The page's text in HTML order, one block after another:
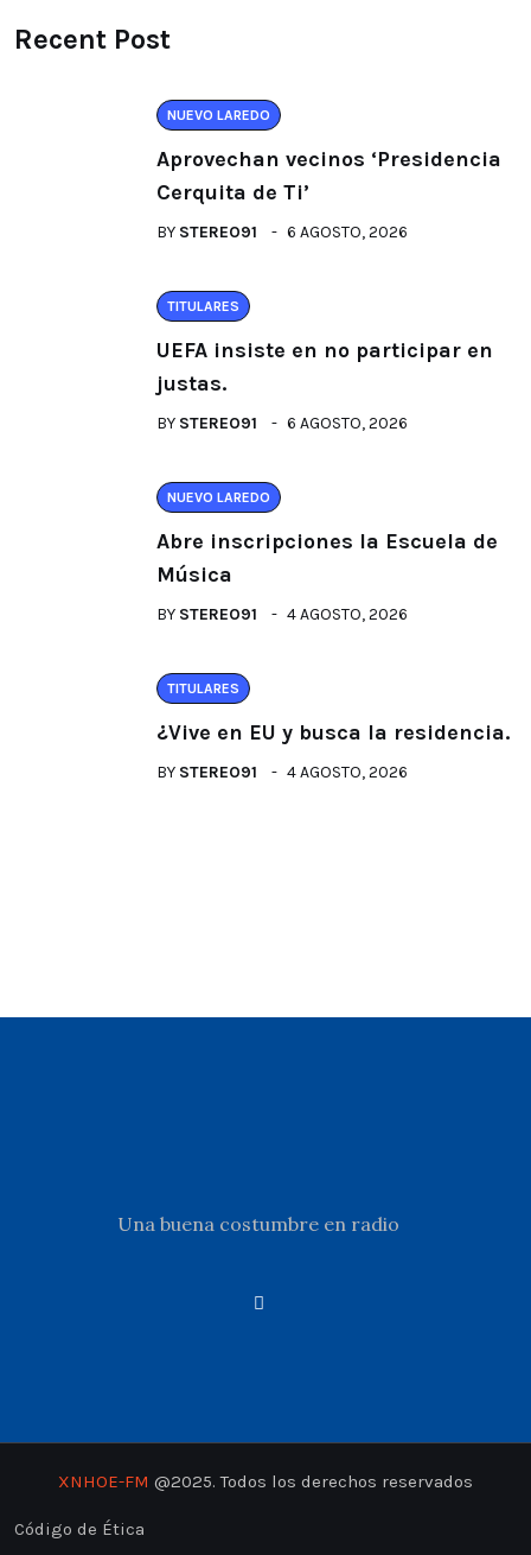
Recent Post
NUEVO LAREDO
Aprovechan vecinos ‘Presidencia
Cerquita de Ti’
BY STEREO91 6 AGOSTO, 2026
TITULARES
UEFA insiste en no participar en
justas.
BY STEREO91 6 AGOSTO, 2026
NUEVO LAREDO
Abre inscripciones la Escuela de
Música
BY STEREO91 4 AGOSTO, 2026
TITULARES
¿Vive en EU y busca la residencia.
BY STEREO91 4 AGOSTO, 2026
Una buena costumbre en radio
XNHOE-FM @2025. Todos los derechos reservados
Código de Ética